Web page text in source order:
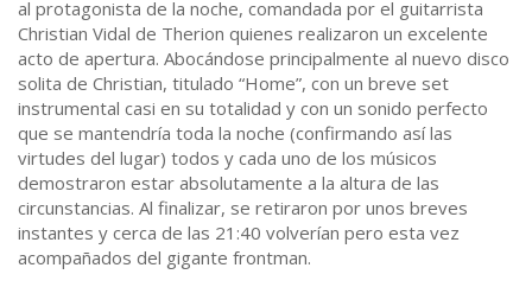
al protagonista de la noche, comandada por el guitarrista
Christian Vidal de Therion quienes realizaron un excelente
acto de apertura. Abocándose principalmente al nuevo disco
solita de Christian, titulado “Home”, con un breve set
instrumental casi en su totalidad y con un sonido perfecto
que se mantendría toda la noche (confirmando así las
virtudes del lugar) todos y cada uno de los músicos
demostraron estar absolutamente a la altura de las
circunstancias. Al finalizar, se retiraron por unos breves
instantes y cerca de las 21:40 volverían pero esta vez
acompañados del gigante frontman.